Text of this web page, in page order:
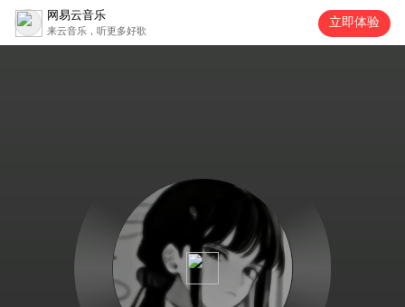
网易云音乐
来云音乐，听更多好歌
立即体验